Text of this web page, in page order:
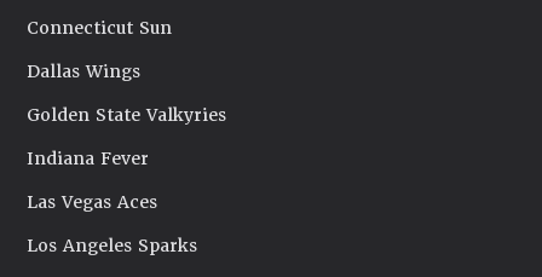
Connecticut Sun
Dallas Wings
Golden State Valkyries
Indiana Fever
Las Vegas Aces
Los Angeles Sparks